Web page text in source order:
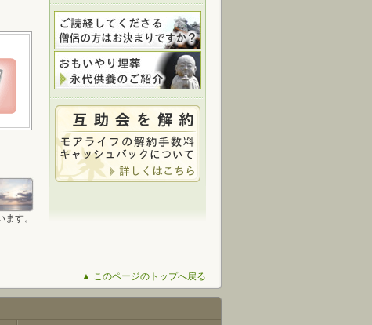
す。
▲ このページのトップへ戻る